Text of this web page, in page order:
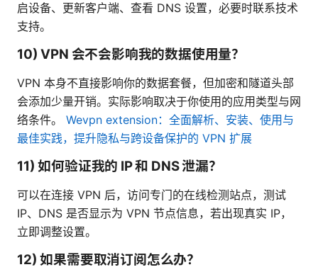
启设备、更新客户端、查看 DNS 设置，必要时联系技术
支持。
10) VPN 会不会影响我的数据使用量？
VPN 本身不直接影响你的数据套餐，但加密和隧道头部
会添加少量开销。实际影响取决于你使用的应用类型与网
络条件。 Wevpn extension：全面解析、安装、使用与
最佳实践，提升隐私与跨设备保护的 VPN 扩展
11) 如何验证我的 IP 和 DNS 泄漏？
可以在连接 VPN 后，访问专门的在线检测站点，测试
IP、DNS 是否显示为 VPN 节点信息，若出现真实 IP，
立即调整设置。
12) 如果需要取消订阅怎么办？